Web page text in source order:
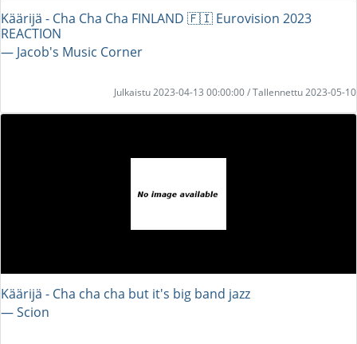
Käärijä - Cha Cha Cha FINLAND 🇫🇮 Eurovision 2023
REACTION
― Jacob's Music Corner
Julkaistu 2023-04-13 00:00:00 / Tallennettu 2023-05-10
Käärijä - Cha cha cha but it's big band jazz
― Scion